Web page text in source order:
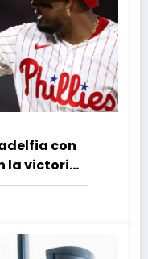
con
la victoria